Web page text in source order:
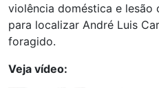
violência doméstica e lesão
para localizar André Luis
foragido.
Veja vídeo: